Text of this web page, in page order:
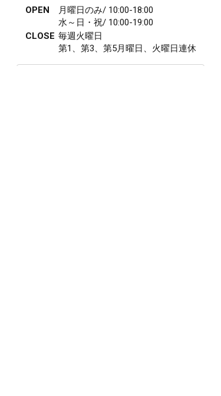
OPEN
月曜日のみ/ 10:00-18:00
水～日・祝/ 10:00-19:00
CLOSE 毎週火曜日
第1、第3、第5月曜日、火曜日連休